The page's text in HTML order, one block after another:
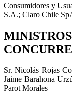
Consumidores y
S.A.; Claro Chile
Sr. Nicolás Rojas
Jaime Barahona
Parot Morales